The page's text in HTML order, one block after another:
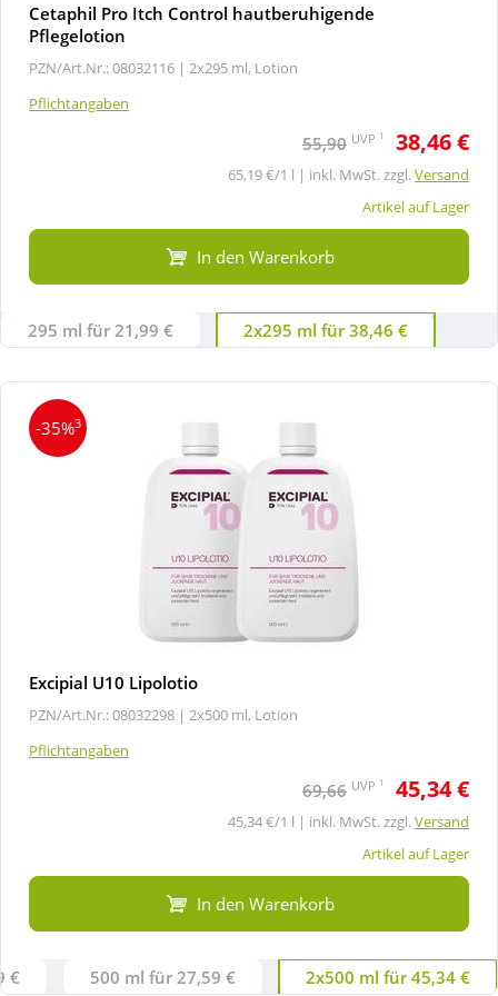
Cetaphil Pro Itch Control hautberuhigende
Pflegelotion
PZN/Art.Nr.: 08032116 | 2x295 ml, Lotion
Pflichtangaben
55,90 UVP 1 38,46 €
65,19 €/1 l | inkl. MwSt. zzgl.Versand
Artikel auf Lager
In den Warenkorb
295 ml für 21,99 € 2x295 ml für 38,46 €
-35%3
Excipial U10 Lipolotio
PZN/Art.Nr.: 08032298 | 2x500 ml, Lotion
Pflichtangaben
69,66 UVP 1 45,34 €
45,34 €/1 l | inkl. MwSt. zzgl.Versand
Artikel auf Lager
In den Warenkorb
€ 500 ml für 27,59 € 2x500 ml für 45,34 €